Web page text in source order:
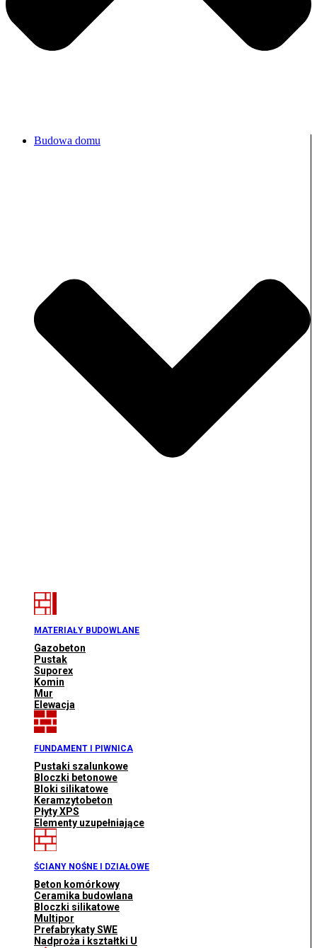
Budowa domu
MATERIAŁY BUDOWLANE
Gazobeton
Pustak
Suporex
Komin
Mur
Elewacja
FUNDAMENT I PIWNICA
Pustaki szalunkowe
Bloczki betonowe
Bloki silikatowe
Keramzytobeton
Płyty XPS
Elementy uzupełniające
ŚCIANY NOŚNE I DZIAŁOWE
Beton komórkowy
Ceramika budowlana
Bloczki silikatowe
Multipor
Prefabrykaty SWE
Nadproża i kształtki U